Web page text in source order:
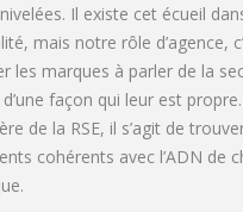
Il existe cet écueil
mais notre rôle d’agence,
les marques à parler de la
façon qui leur est
de la RSE, il s’agit de
cohérents avec l’ADN de